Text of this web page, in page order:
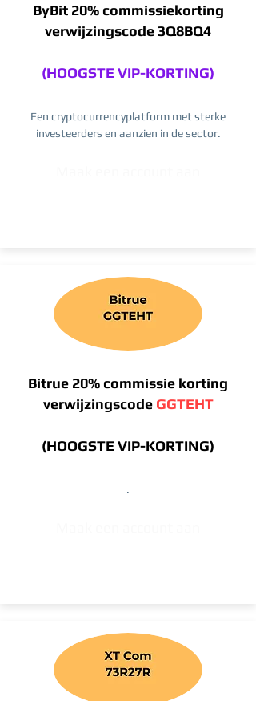
ByBit 20% commissiekorting
verwijzingscode 3Q8BQ4
(HOOGSTE VIP-KORTING)
Een cryptocurrencyplatform met sterke
investeerders en aanzien in de sector.
Bitrue 20% commissie korting
verwijzingscode GGTEHT
(HOOGSTE VIP-KORTING)
.